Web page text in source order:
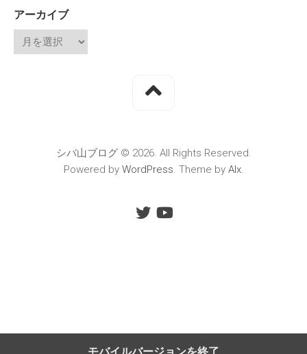
アーカイブ
シバ山ブログ © 2026. All Rights Reserved.
Powered by WordPress. Theme by Alx.